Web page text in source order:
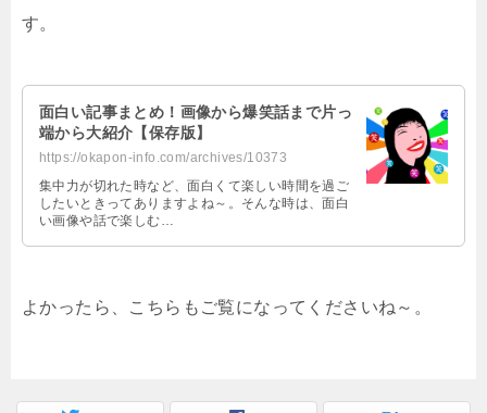
す。
面白い記事まとめ！画像から爆笑話まで片っ
端から大紹介【保存版】
https://okapon-info.com/archives/10373
集中力が切れた時など、面白くて楽しい時間を過ご
したいときってありますよね～。そんな時は、面白
い画像や話で楽しむ…
よかったら、こちらもご覧になってくださいね～。